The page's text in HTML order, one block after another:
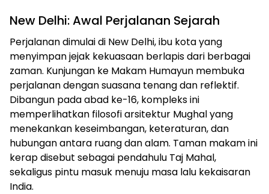
New Delhi: Awal Perjalanan Sejarah
Perjalanan dimulai di New Delhi, ibu kota yang
menyimpan jejak kekuasaan berlapis dari berbagai
zaman. Kunjungan ke Makam Humayun membuka
perjalanan dengan suasana tenang dan reflektif.
Dibangun pada abad ke-16, kompleks ini
memperlihatkan filosofi arsitektur Mughal yang
menekankan keseimbangan, keteraturan, dan
hubungan antara ruang dan alam. Taman makam ini
kerap disebut sebagai pendahulu Taj Mahal,
sekaligus pintu masuk menuju masa lalu kekaisaran
India.